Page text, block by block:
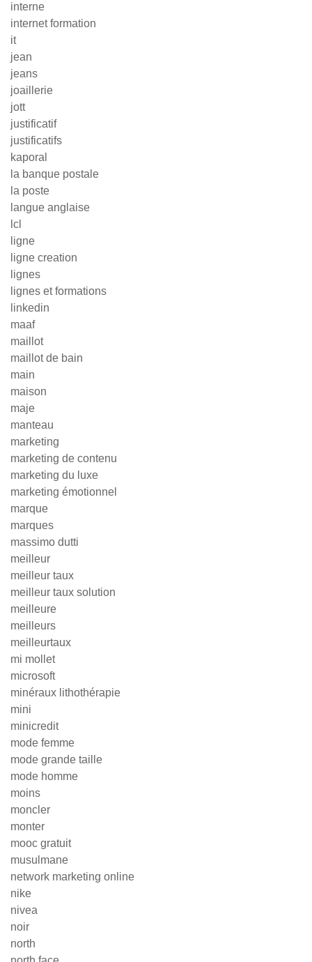
interne
internet formation
it
jean
jeans
joaillerie
jott
justificatif
justificatifs
kaporal
la banque postale
la poste
langue anglaise
lcl
ligne
ligne creation
lignes
lignes et formations
linkedin
maaf
maillot
maillot de bain
main
maison
maje
manteau
marketing
marketing de contenu
marketing du luxe
marketing émotionnel
marque
marques
massimo dutti
meilleur
meilleur taux
meilleur taux solution
meilleure
meilleurs
meilleurtaux
mi mollet
microsoft
minéraux lithothérapie
mini
minicredit
mode femme
mode grande taille
mode homme
moins
moncler
monter
mooc gratuit
musulmane
network marketing online
nike
nivea
noir
north